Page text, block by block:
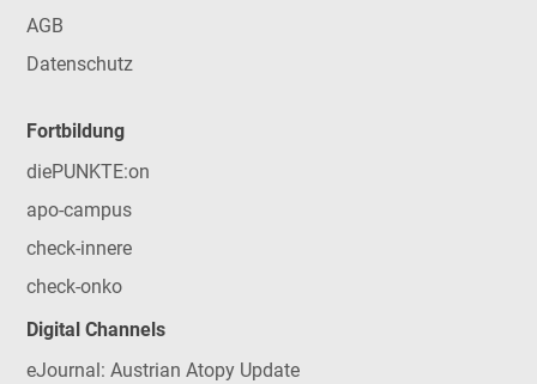
AGB
Datenschutz
Fortbildung
diePUNKTE:on
apo-campus
check-innere
check-onko
Digital Channels
eJournal: Austrian Atopy Update